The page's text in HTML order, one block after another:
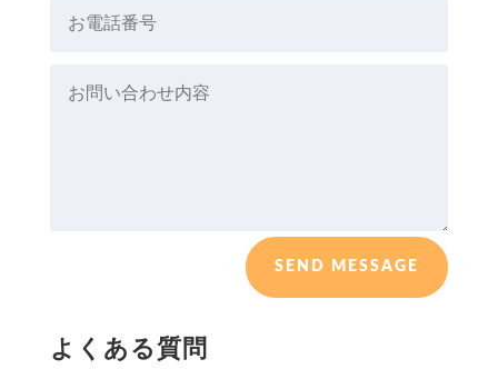
SEND MESSAGE
よくある質問